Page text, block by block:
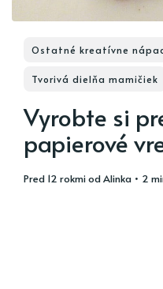
Ostatné kreatívne
Tvorivá dielňa mamičiek
Vyrobte si
papierové
pred 12 rokmiodAlinka • 2